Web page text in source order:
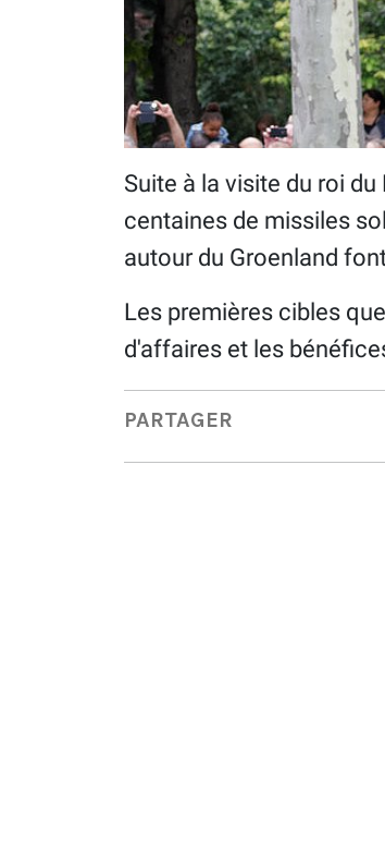
Suite à la visite du roi
centaines de missiles
autour du Groenland
Les premières cibles
d'affaires et les
PARTAGER